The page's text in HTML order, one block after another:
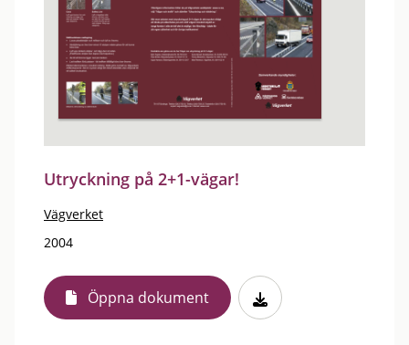
Utryckning på 2+1-vägar!
Vägverket
2004
Öppna dokument